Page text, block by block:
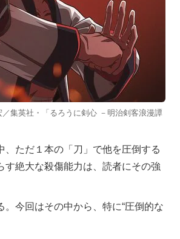
集英社・「るろうに剣心 －明治剣客浪漫譚
ただ１本の「刀」で他を圧倒する
絶大な殺傷能力は、読者にその強
今回はその中から、特に“圧倒的な